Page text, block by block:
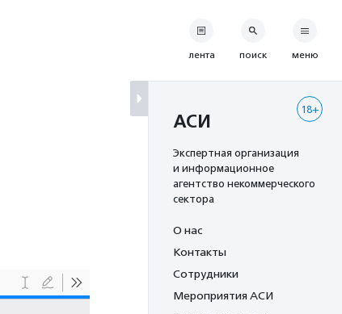
лента поиск меню
18+
АСИ
Экспертная организация
и информационное
агентство некоммерческого
сектора
О нас
Контакты
Сотрудники
Мероприятия АСИ